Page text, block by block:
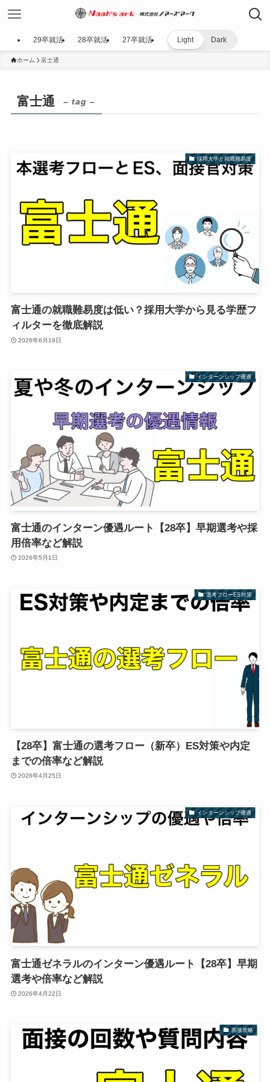
29卒就活 28卒就活 27卒就活 Light Dark
ホーム 富士通
富士通 – tag –
採用大学と就職難易度
富士通の就職難易度は低い？採用大学から見る学歴フ
ィルターを徹底解説
2026年6月19日
インターンシップ優遇
富士通のインターン優遇ルート【28卒】早期選考や採
用倍率など解説
2026年5月1日
選考フローES対策
【28卒】富士通の選考フロー（新卒）ES対策や内定
までの倍率など解説
2026年4月25日
インターンシップ優遇
富士通ゼネラルのインターン優遇ルート【28卒】早期
選考や倍率など解説
2026年4月22日
面接攻略